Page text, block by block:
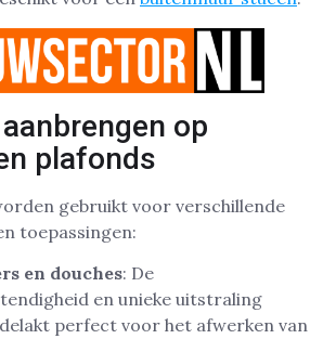
op
plafonds
gebruikt voor verschillende
toepassingen:
en douches: De
en unieke uitstraling
perfect voor het afwerken van